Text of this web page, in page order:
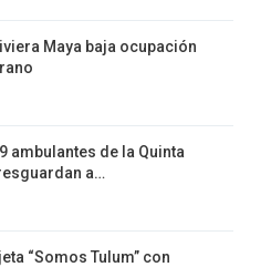
Maya baja ocupación
ambulantes de la Quinta
a…
“Somos Tulum” con